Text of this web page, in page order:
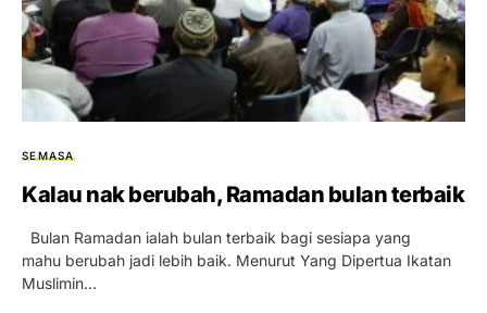
SEMASA
Kalau nak berubah, Ramadan bulan terbaik
Bulan Ramadan ialah bulan terbaik bagi sesiapa yang
mahu berubah jadi lebih baik. Menurut Yang Dipertua Ikatan
Muslimin…